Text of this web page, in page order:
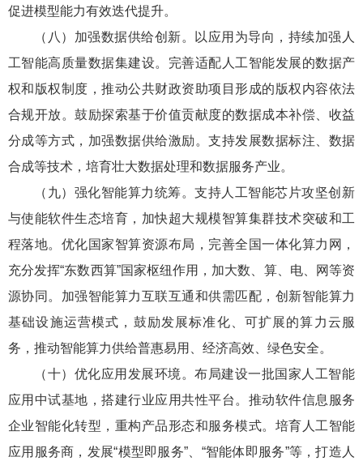
促进模型能力有效迭代提升。
（八）加强数据供给创新。以应用为导向，持续加强人
工智能高质量数据集建设。完善适配人工智能发展的数据产
权和版权制度，推动公共财政资助项目形成的版权内容依法
合规开放。鼓励探索基于价值贡献度的数据成本补偿、收益
分成等方式，加强数据供给激励。支持发展数据标注、数据
合成等技术，培育壮大数据处理和数据服务产业。
（九）强化智能算力统筹。支持人工智能芯片攻坚创新
与使能软件生态培育，加快超大规模智算集群技术突破和工
程落地。优化国家智算资源布局，完善全国一体化算力网，
充分发挥“东数西算”国家枢纽作用，加大数、算、电、网等资
源协同。加强智能算力互联互通和供需匹配，创新智能算力
基础设施运营模式，鼓励发展标准化、可扩展的算力云服
务，推动智能算力供给普惠易用、经济高效、绿色安全。
（十）优化应用发展环境。布局建设一批国家人工智能
应用中试基地，搭建行业应用共性平台。推动软件信息服务
企业智能化转型，重构产品形态和服务模式。培育人工智能
应用服务商，发展“模型即服务”、“智能体即服务”等，打造人